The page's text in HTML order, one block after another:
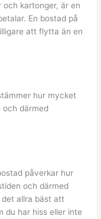
och kartonger, är en
En bostad på
att flytta än en
hur mycket
och därmed
påverkar hur
och därmed
allra bäst att
du har hiss eller inte